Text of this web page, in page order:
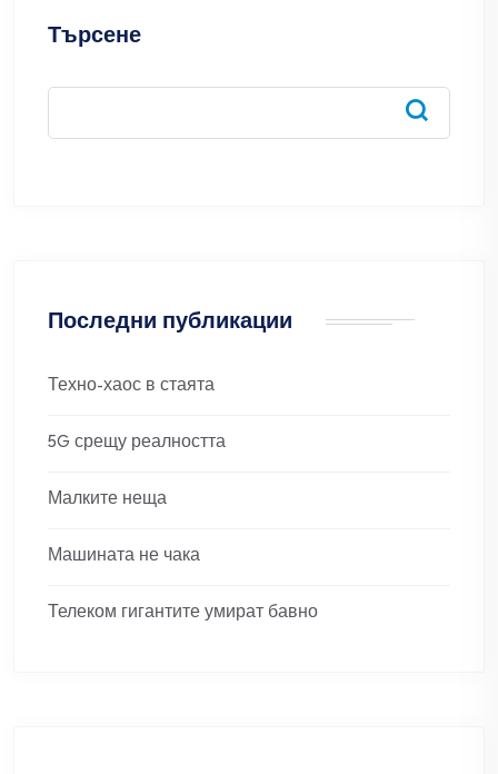
Търсене
Последни публикации
Техно-хаос в стаята
5G срещу реалността
Малките неща
Машината не чака
Телеком гигантите умират бавно